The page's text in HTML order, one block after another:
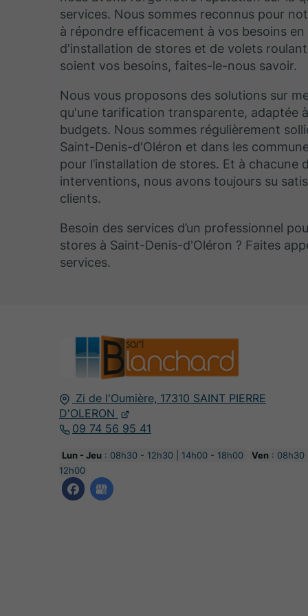
services. Nous sommes reconnus pour
à répondre efficacement à vos besoins en
d'installation de stores et de volets
soient vos besoins, faites-le-nous savoir.
Nous vous proposons des solutions sur
qu'une tarification transparente, adaptée
budgets. Nous sommes régulièrement
Saint-Denis-d'Oléron et dans les
pour l’installation de stores. Et à chacune
interventions, nous avons toujours su
clients.
Besoin des services d’un professionnel
stores à Saint-Denis-d'Oléron ? Faites
services.
Zi de l'Oumière, 17310 SAINT PIERRE
D'OLERON
09 74 56 95 41
Lun - Jeu: 08h30 - 12h30 | 14h00 - 18h00 Ven: 08h30
12h00